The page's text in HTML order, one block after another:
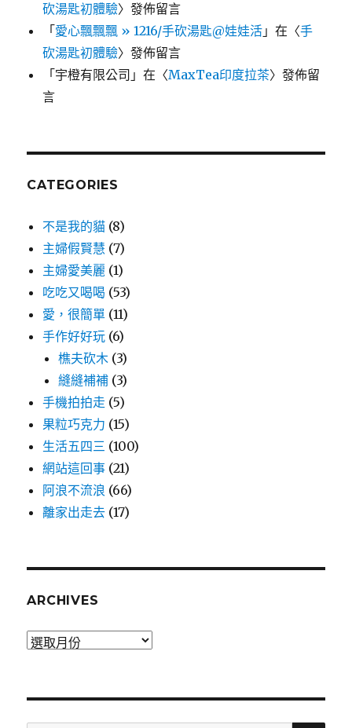
砍湯匙初體驗〉發佈留言
「愛心飄飄飄 » 1216/手砍湯匙@娃娃活 」在〈手
砍湯匙初體驗〉發佈留言
「宇橙有限公司 」在〈MaxTea印度拉茶〉發佈留
言
CATEGORIES
不是我的貓 (8)
主婦假賢慧 (7)
主婦愛美麗 (1)
吃吃又喝喝 (53)
愛，很簡單 (11)
手作好好玩 (6)
樵夫砍木 (3)
縫縫補補 (3)
手機拍拍走 (5)
果粒巧克力 (15)
生活五四三 (100)
網站這回事 (21)
阿浪不流浪 (66)
離家出走去 (17)
ARCHIVES
Archives